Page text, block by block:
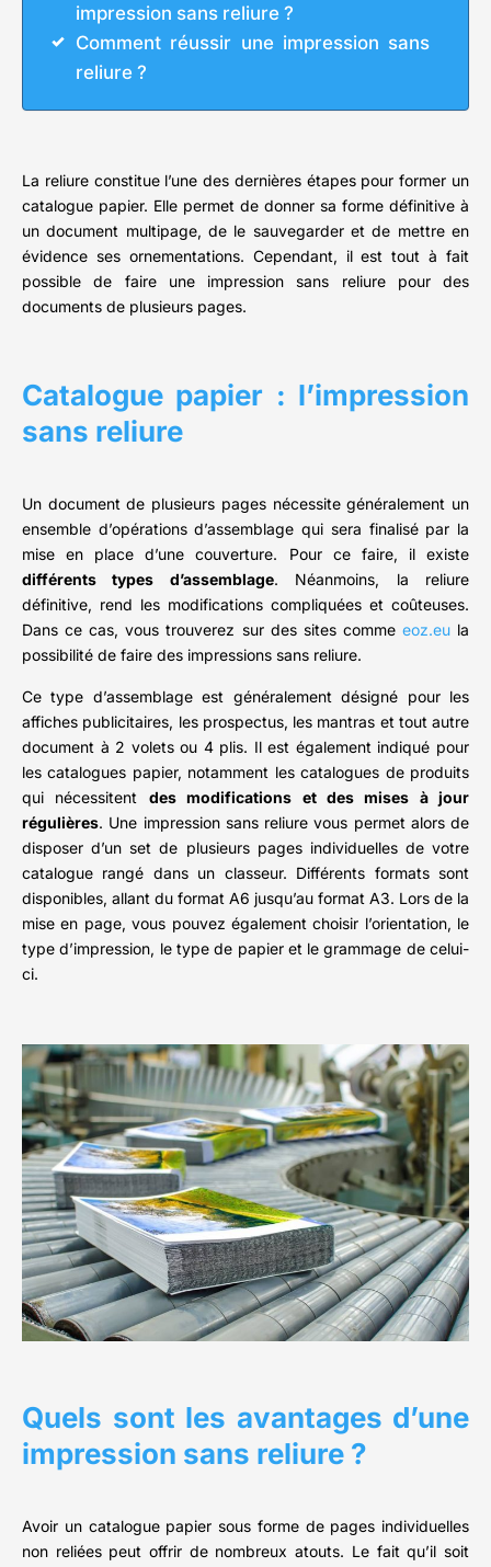
impression sans reliure ?
Comment réussir une impression sans
reliure ?
La reliure constitue l’une des dernières étapes pour former un
catalogue papier. Elle permet de donner sa forme définitive à
un document multipage, de le sauvegarder et de mettre en
évidence ses ornementations. Cependant, il est tout à fait
possible de faire une impression sans reliure pour des
documents de plusieurs pages.
Catalogue papier : l’impression
sans reliure
Un document de plusieurs pages nécessite généralement un
ensemble d’opérations d’assemblage qui sera finalisé par la
mise en place d’une couverture. Pour ce faire, il existe
différents types d’assemblage. Néanmoins, la reliure
définitive, rend les modifications compliquées et coûteuses.
Dans ce cas, vous trouverez sur des sites comme eoz.eula
possibilité de faire des impressions sans reliure.
Ce type d’assemblage est généralement désigné pour les
affiches publicitaires, les prospectus, les mantras et tout autre
document à 2 volets ou 4 plis. Il est également indiqué pour
les catalogues papier, notamment les catalogues de produits
qui nécessitent des modifications et des mises à jour
régulières. Une impression sans reliure vous permet alors de
disposer d’un set de plusieurs pages individuelles de votre
catalogue rangé dans un classeur. Différents formats sont
disponibles, allant du format A6 jusqu’au format A3. Lors de la
mise en page, vous pouvez également choisir l’orientation, le
type d’impression, le type de papier et le grammage de celui-
ci.
Quels sont les avantages d’une
impression sans reliure ?
Avoir un catalogue papier sous forme de pages individuelles
non reliées peut offrir de nombreux atouts. Le fait qu’il soit